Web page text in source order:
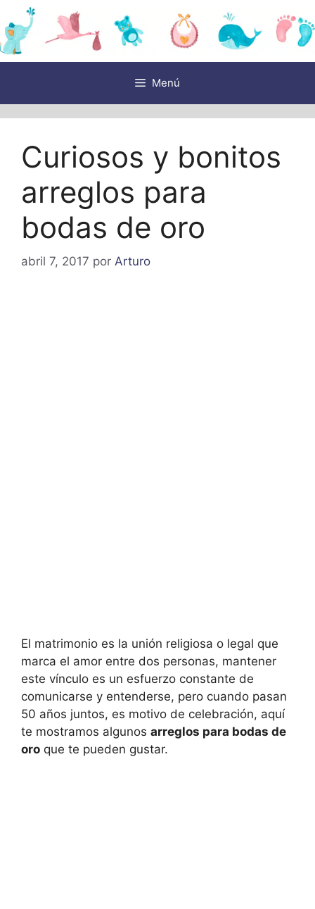
Saltar
al
contenido
Menú
Curiosos y bonitos
arreglos para
bodas de oro
abril 7, 2017 por Arturo
El matrimonio es la unión religiosa o legal que
marca el amor entre dos personas, mantener
este vínculo es un esfuerzo constante de
comunicarse y entenderse, pero cuando pasan
50 años juntos, es motivo de celebración, aquí
te mostramos algunos arreglos para bodas de
oro que te pueden gustar.